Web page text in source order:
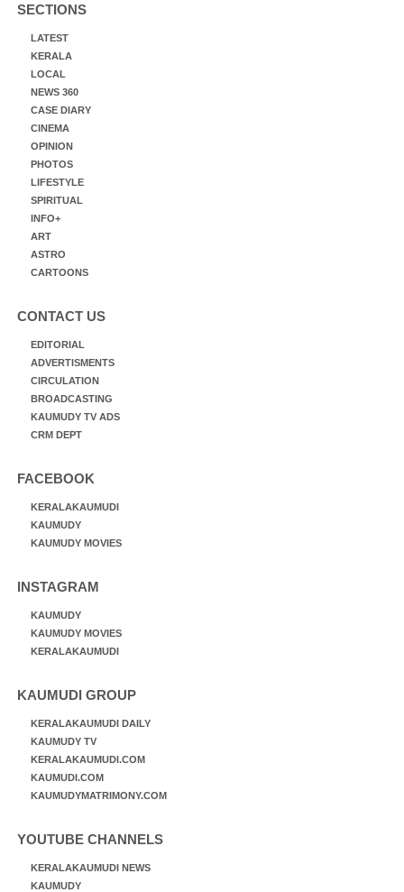
SECTIONS
LATEST
KERALA
LOCAL
NEWS 360
CASE DIARY
CINEMA
OPINION
PHOTOS
LIFESTYLE
SPIRITUAL
INFO+
ART
ASTRO
CARTOONS
CONTACT US
EDITORIAL
ADVERTISMENTS
CIRCULATION
BROADCASTING
KAUMUDY TV ADS
CRM DEPT
FACEBOOK
KERALAKAUMUDI
KAUMUDY
KAUMUDY MOVIES
INSTAGRAM
KAUMUDY
KAUMUDY MOVIES
KERALAKAUMUDI
KAUMUDI GROUP
KERALAKAUMUDI DAILY
KAUMUDY TV
KERALAKAUMUDI.COM
KAUMUDI.COM
KAUMUDYMATRIMONY.COM
YOUTUBE CHANNELS
KERALAKAUMUDI NEWS
KAUMUDY